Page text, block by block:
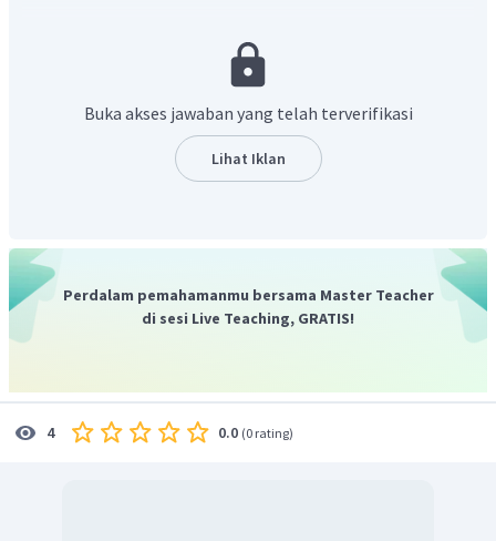
Rangkaian seri R-L-C arus AC dapat terjadi frekuensi
Jika diukur dengan amperemeter arus searah (DC),
frekuensinya yang terlalu cepat berubah akan
menyebabkan jarum amperemeter tetap
bolak-balik, maka tidak terjadi perbedaan fase antara
arus dan tegangan
Dengan demikian, pernyataan yang benar adalah 1, 2
Buka akses jawaban yang telah terverifikasi
Lihat Iklan
Perdalam pemahamanmu bersama Master Teacher
di sesi Live Teaching, GRATIS!
4 0.0 (0 rating)